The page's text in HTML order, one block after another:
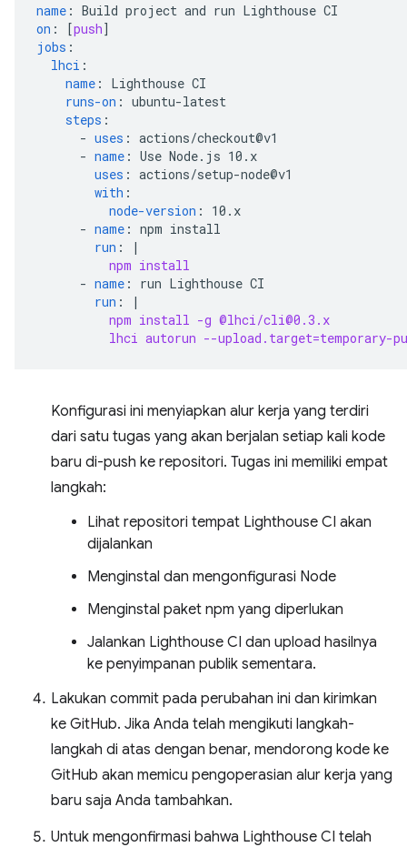
name : Build project and run Lighthouse CI
on : [push]
jobs :
lhci :
name :
Lighthouse CI
runs-on : ubuntu-latest
steps :
- uses : actions/checkout@v1
- name : Use Node.js 10.x
uses : actions/setup-node@v1
with :
node-version :
10.x
- name : npm install
run :
|
npm install
- name :
run Lighthouse CI
run :
|
npm install -g @lhci/cli@0.3.x
lhci autorun --
Konfigurasi ini menyiapkan alur kerja yang terdiri
dari satu tugas yang akan berjalan setiap kali kode
baru di-push ke repositori. Tugas ini memiliki empat
langkah:
Lihat repositori tempat Lighthouse CI akan
dijalankan
Menginstal dan mengonfigurasi Node
Menginstal paket npm yang diperlukan
Jalankan Lighthouse CI dan upload hasilnya
ke penyimpanan publik sementara.
Lakukan commit pada perubahan ini dan kirimkan
ke GitHub. Jika Anda telah mengikuti langkah-
langkah di atas dengan benar, mendorong kode ke
GitHub akan memicu pengoperasian alur kerja yang
baru saja Anda tambahkan.
Untuk mengonfirmasi bahwa Lighthouse CI telah